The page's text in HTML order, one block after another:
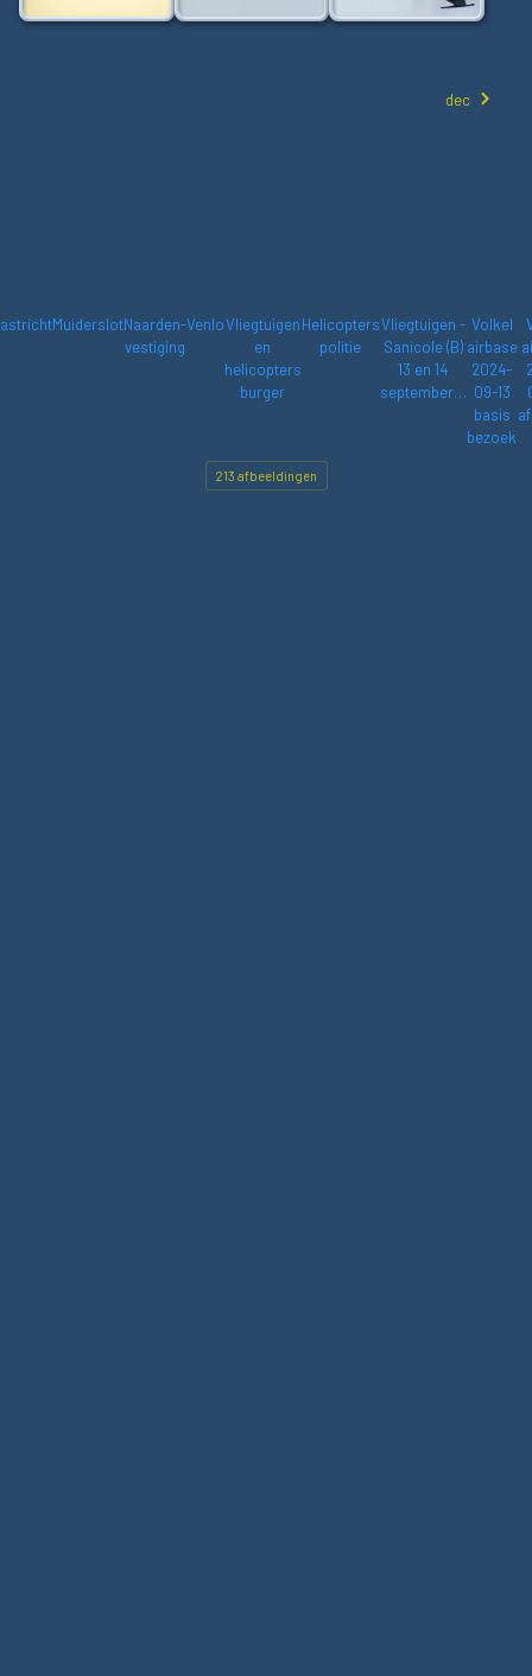
dec
MuiderslotNaarden-
vestiging
VenloVliegtuigen
en
helicopters
burger
Helicopters
politie
Vliegtuigen -
Sanicole (B)
13 en 14
september…
Volkel
airbase
2024-
09-13
basis
bezoek
213 afbeeldingen